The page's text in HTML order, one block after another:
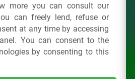
36 20123Milano(MI)
02 43928225.
Privacy Policy&Cookie
more you can consult our
can freely lend, refuse or
at any time by accessing
You can consent to the
by consenting to this